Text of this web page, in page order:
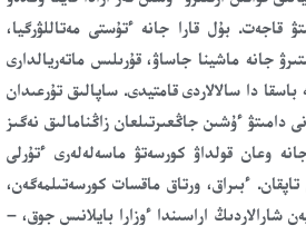
قاجەت. بۇل قارا جانە ءتۇستى مەتاللۋرگيا،
جانە ماشينا جاساۋ، قۇرىلىس ماتەريالدارى
دا سالالاردى قامتيدى. ساپالىق تۇرعىدان
دامىتۋ ءۇشىن جاڭعىرتىلعان زاڭنامالىق نەگىز
وعان قولداۋ كورسەتۋ ماسەلەلەرى ءتۇرلى
تاپقان. ءبىراق، ورتاق ماقسات كورسەتىلمەگەن،
شارالاردىڭ اراسىندا ءوزارا بايلانىس جوق، –